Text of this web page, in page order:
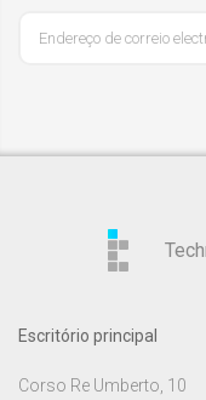
Escritório principal
Corso Re Umberto, 10